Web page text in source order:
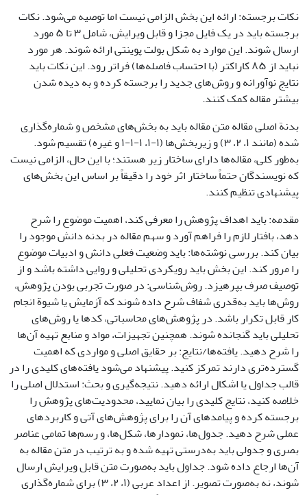
نکات برجسته: ارائه این بخش الزامی نیست اما توصیه می‌شود. نکات
برجسته باید در یک فایل مجزا و قابل ویرایش، شامل ۳ تا ۵ مورد
ارسال شوند. این موارد به شکل بولت پوینتی ارائه شوند. هر مورد
نباید از ۸۵ کاراکتر (با احتساب فاصله‌ها) فراتر رود. این نکات باید
نتایج نوآورانه و روش‌های جدید را برجسته کرده و به دیده شدن
بیشتر مقاله کمک کنند.
بدنة اصلی مقاله متن مقاله باید به بخش‌های مشخص و شماره‌گذاری
شده (مانند ۱، ۲، ۳) و زیربخش‌ها (۱-۱، ۱-۱-۱ و غیره) تقسیم شود.
به‌طور کلی، مقاله‌ها دارای ساختار زیر هستند؛ با این حال، الزامی نیست
که نویسندگان حتماً ساختار اثر خود را دقیقاً بر اساس این بخش‌های
پیشنهادی تنظیم کنند.
مقدمه: باید اهداف پژوهش را معرفی کند، اهمیت موضوع را شرح
دهد، بافتار لازم را فراهم آورد و سهم مقاله در بدنه دانش موجود را
بیان کند. بررسی نوشته‌ها: باید وضعیت فعلی دانش و ادبیات موضوع
را مرور کند. این بخش باید رویکردی تحلیلی و روایی داشته باشد و از
توصیف صرف بپرهیزد. روش‌شناسی: در صورت تجربی بودن پژوهش،
روش‌ها باید به‌قدری شفاف شرح داده شوند که آزمایش یا شیوة انجام
کار قابل تکرار باشد. در پژوهش‌های محاسباتی، کدها یا روش‌های
تحلیلی باید گنجانده شوند. همچنین تجهیزات، مواد و منابع تهیه آن‌ها
را شرح دهید. یافته‌ها/نتایج: بر حقایق اصلی و مواردی که اهمیت
گسترده‌تری دارند تمرکز کنید. پیشنهاد می‌شود یافته‌های کلیدی را در
قالب جداول یا اشکال ارائه دهید. نتیجه‌گیری و بحث: استدلال اصلی را
خلاصه کنید، نتایج کلیدی را بیان نمایید، محدودیت‌های پژوهش را
برجسته کرده و پیامدهای آن را برای پژوهش‌های آتی و کاربردهای
عملی شرح دهید. جدول‌ها، نمودارها، شکل‌ها، و رسم‌ها تمامی عناصر
بصری و جدولی باید به‌درستی تهیه شده و به ترتیب در متن مقاله به
آن‌ها ارجاع داده شود. جداول باید به‌صورت متن قابل ویرایش ارسال
شوند، نه به‌صورت تصویر. از اعداد عربی (۱، ۲، ۳) برای شماره‌گذاری